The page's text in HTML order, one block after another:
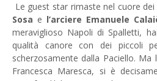
Le guest star rimaste nel cuore
Sosa e l’arciere Emanuele
meraviglioso Napoli di Spalletti,
qualità canore con dei piccoli
scherzosamente dalla Paciello.
Francesca Maresca, si è